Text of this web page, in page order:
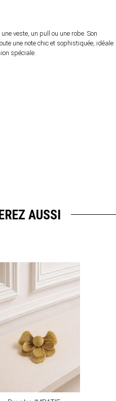
veste, un pull ou une robe. Son
une note chic et sophistiquée, idéale
spéciale.
AUSSI